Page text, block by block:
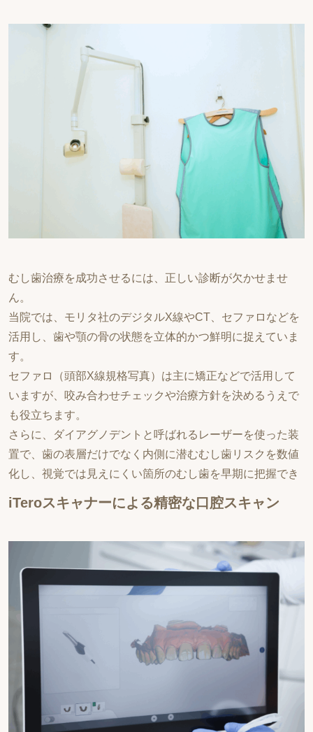
むし歯治療を成功させるには、正しい診断が欠かせませ
ん。
当院では、モリタ社のデジタルX線やCT、セファロなどを
活用し、歯や顎の骨の状態を立体的かつ鮮明に捉えていま
す。
セファロ（頭部X線規格写真）は主に矯正などで活用して
いますが、咬み合わせチェックや治療方針を決めるうえで
も役立ちます。
さらに、ダイアグノデントと呼ばれるレーザーを使った装
置で、歯の表層だけでなく内側に潜むむし歯リスクを数値
化し、視覚では見えにくい箇所のむし歯を早期に把握でき
iTeroスキャナーによる精密な口腔スキャン